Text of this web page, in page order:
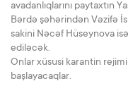
avadanlıqlarını paytaxtın
Bərdə şəhərindən Vəzifə
sakini Nəcəf Hüseynova
ediləcək.
Onlar xüsusi karantin
başlayacaqlar.